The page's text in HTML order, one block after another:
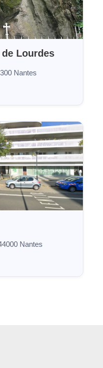
Lourdes
Nantes
Nantes